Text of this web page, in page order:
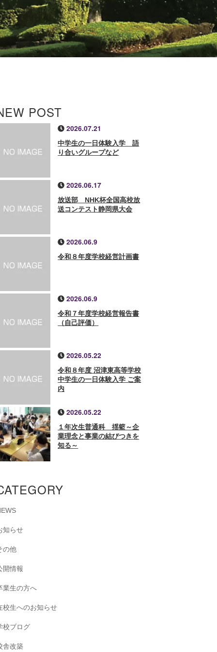
POST
2026.07.21
中学生の一日体験入学 語
り合いグループなど
2026.06.17
放送部 NHK杯全国高校放
送コンテスト静岡県大会
2026.06.9
令和８年度学校経営計画書
2026.06.9
令和７年度学校経営報告書
（自己評価）
2026.05.22
令和８年度 沼津東高等学校
中学生の一日体験入学 ご案
内
2026.05.22
１年次生普通科 揺籃～企
業理念と事業の結びつきを
知る～
知らせ
の他
開情報
業生の方へ
校生へのお知らせ
校ブログ
舎改築